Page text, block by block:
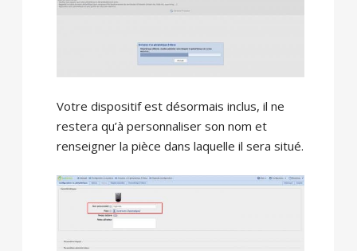
Votre dispositif est désormais inclus, il ne
restera qu’à personnaliser son nom et
renseigner la pièce dans laquelle il sera situé.